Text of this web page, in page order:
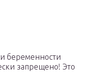
беременности
запрещено! Это